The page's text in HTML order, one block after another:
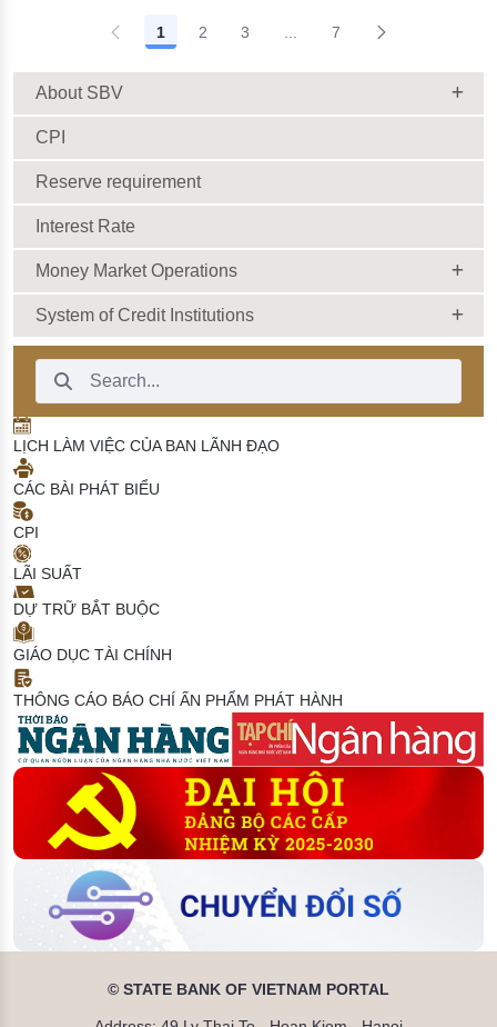
1 2 3 7
About SBV
CPI
Reserve requirement
Interest Rate
Money Market Operations
System of Credit Institutions
Search Bar
LỊCH LÀM VIỆC CỦA BAN LÃNH ĐẠO
CÁC BÀI PHÁT BIỂU
CPI
LÃI SUẤT
DỰ TRỮ BẮT BUỘC
GIÁO DỤC TÀI CHÍNH
THÔNG CÁO BÁO CHÍ ẤN PHẨM PHÁT HÀNH
© STATE BANK OF VIETNAM PORTAL